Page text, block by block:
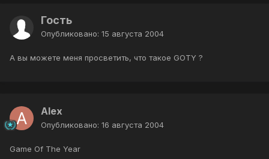
Гость
Опубликовано: 15 августа 2004
А вы можете меня просветить, что такое GOTY ?
Alex
Опубликовано: 16 августа 2004
Game Of The Year